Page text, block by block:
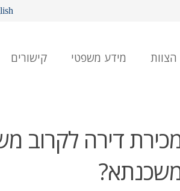
הצוות מידע משפטי קישורים
דירה